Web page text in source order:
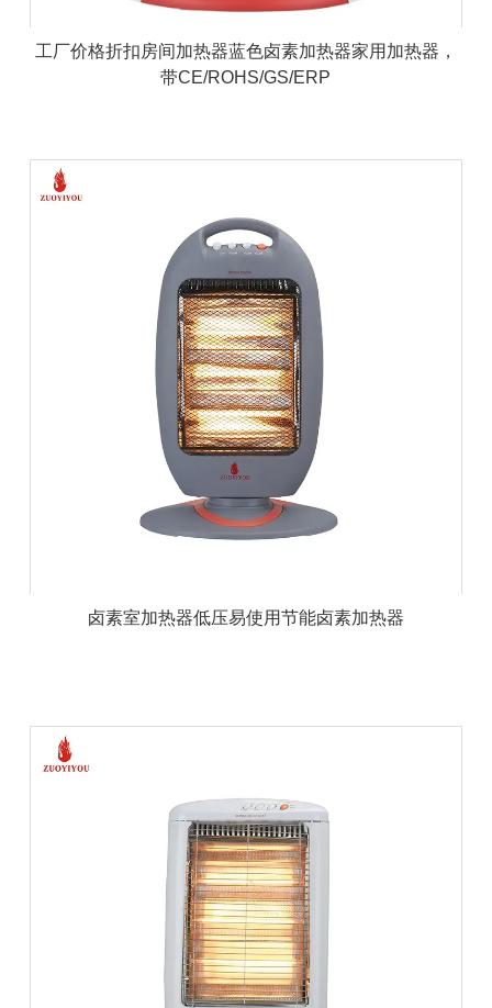
工厂价格折扣房间加热器蓝色卤素加热器家用加热器，
带CE/ROHS/GS/ERP
卤素室加热器低压易使用节能卤素加热器